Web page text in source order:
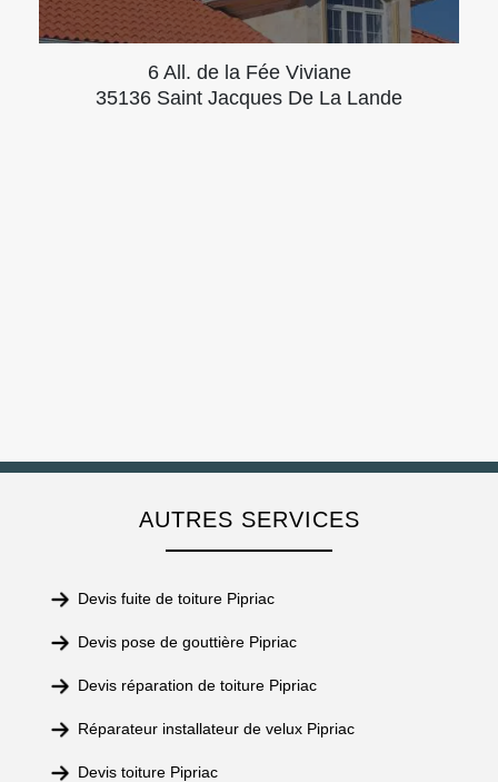
6 All. de la Fée Viviane
35136 Saint Jacques De La Lande
AUTRES SERVICES
Devis fuite de toiture Pipriac
Devis pose de gouttière Pipriac
Devis réparation de toiture Pipriac
Réparateur installateur de velux Pipriac
Devis toiture Pipriac